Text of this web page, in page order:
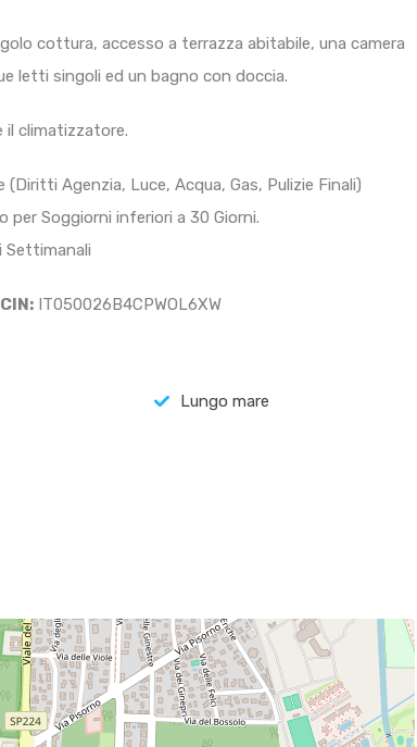
cottura, accesso a terrazza abitabile, una camera
letti singoli ed un bagno con doccia.
il climatizzatore.
Agenzia, Luce, Acqua, Gas, Pulizie Finali)
per Soggiorni inferiori a 30 Giorni.
Settimanali
CIN: IT050026B4CPWOL6XW
Lungo mare